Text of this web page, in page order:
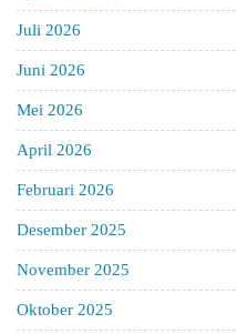
Juli 2026
Juni 2026
Mei 2026
April 2026
Februari 2026
Desember 2025
November 2025
Oktober 2025